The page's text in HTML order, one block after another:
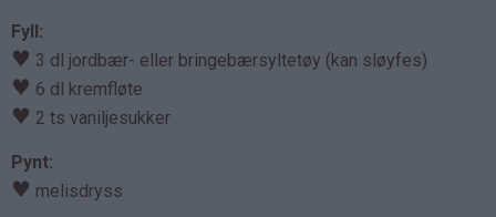
Fyll:
♥ 3 dl jordbær- eller bringebærsyltetøy (kan sløyfes)
♥ 6 dl kremfløte
♥ 2 ts vaniljesukker
Pynt:
♥ melisdryss